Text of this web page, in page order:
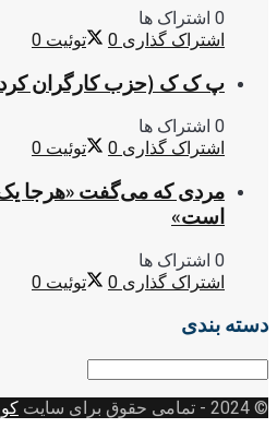
0 اشتراک ها
اشتراک گذاری 0 توئیت 0
پ ک ک (حزب کارگران
0 اشتراک ها
اشتراک گذاری 0 توئیت 0
مردی که می‌گفت «هرجا یک
است»
0 اشتراک ها
اشتراک گذاری 0 توئیت 0
دسته بندی
© 2024
- تمامی حقوق برای سایت